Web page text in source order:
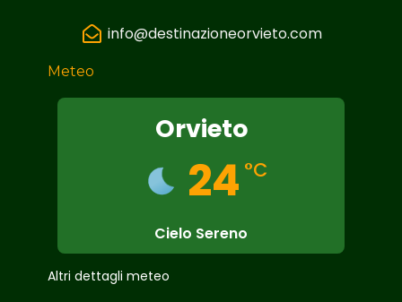
info@destinazioneorvieto.com
Meteo
Orvieto
24 °C
Cielo Sereno
Altri dettagli meteo